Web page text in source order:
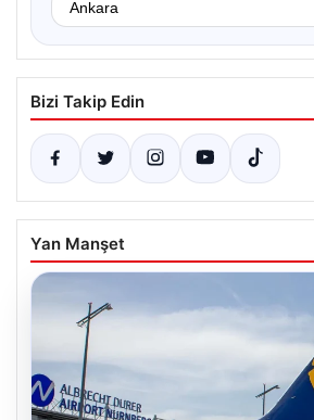
Bizi Takip Edin
Yan Manşet